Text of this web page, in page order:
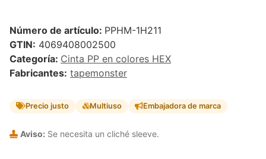
Número de artículo: PPHM-1H211
GTIN: 4069408002500
Categoría: Cinta PP en colores HEX
Fabricantes: tapemonster
Precio justo Multiuso Embajadora de marca
Aviso: Se necesita un cliché sleeve.